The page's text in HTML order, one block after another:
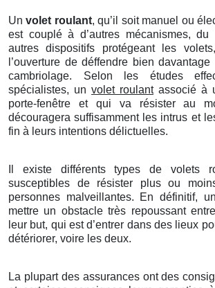
Unvolet roulant, qu’il soit manuel ou
est couplé à d’autres mécanismes, du
autres dispositifs protégeant les
l’ouverture de déffendre bien
cambriolage. Selon les études
spécialistes, un volet roulantassocié à
porte-fenêtre et qui va résister au
découragera suffisamment les intrus et
fin à leurs intentions délictuelles.
Il existe différents types de volets
susceptibles de résister plus ou
personnes malveillantes. En définitif,
mettre un obstacle très repoussant
leur but, qui est d’entrer dans des lieux
détériorer, voire les deux.
La plupart des assurances ont des